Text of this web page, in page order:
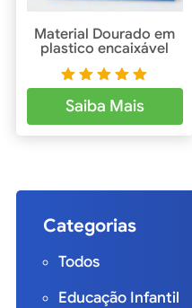
Categorias
Todos
Educação Infantil
Material Dourado em
plastico encaixável
o
de 5
Saiba Mais